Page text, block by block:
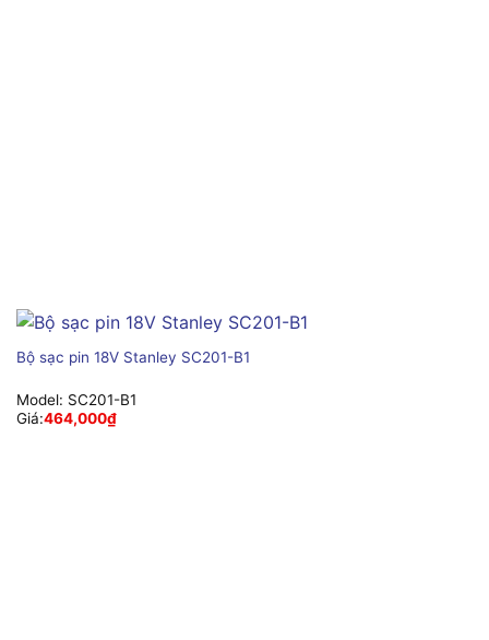
Bộ sạc pin 18V Stanley SC201-B1
Model: SC201-B1
Giá:464,000₫